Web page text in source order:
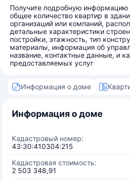
Получите подробную
общее количество квартир в
организаций или компаний,
детальные характеристики
постройки, этажность, тип
материалы, информация об
название, контактные данные, и
предоставляемых услуг
Информация о доме
Информация о доме
Кадастровый номер:
43:30:410304:215
Кадастровая стоимость:
2 503 348,91